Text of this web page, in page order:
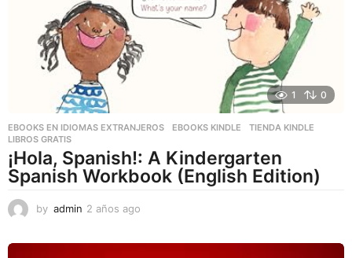
1 0
EBOOKS EN IDIOMAS EXTRANJEROS ,EBOOKS KINDLE ,TIENDA KINDLE
LIBROS GRATIS
¡Hola, Spanish!: A Kindergarten
Spanish Workbook (English Edition)
by admin 2 años ago